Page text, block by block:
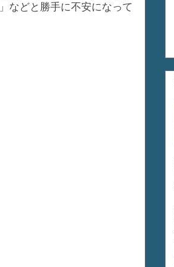
などと勝手に不安になって